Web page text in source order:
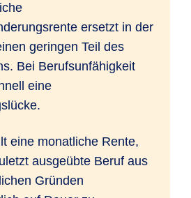
ersetzt in der
geringen Teil des
Bei Berufsunfähigkeit
eine
eine monatliche Rente,
ausgeübte Beruf aus
Gründen